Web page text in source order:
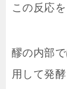
この反応
醪の内部
用して発